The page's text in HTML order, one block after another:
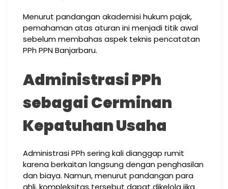
Menurut pandangan akademisi hukum pajak,
pemahaman atas aturan ini menjadi titik awal
sebelum membahas aspek teknis pencatatan
PPh PPN Banjarbaru.
Administrasi PPh
sebagai Cerminan
Kepatuhan Usaha
Administrasi PPh sering kali dianggap rumit
karena berkaitan langsung dengan penghasilan
dan biaya. Namun, menurut pandangan para
ahli, kompleksitas tersebut dapat dikelola jika